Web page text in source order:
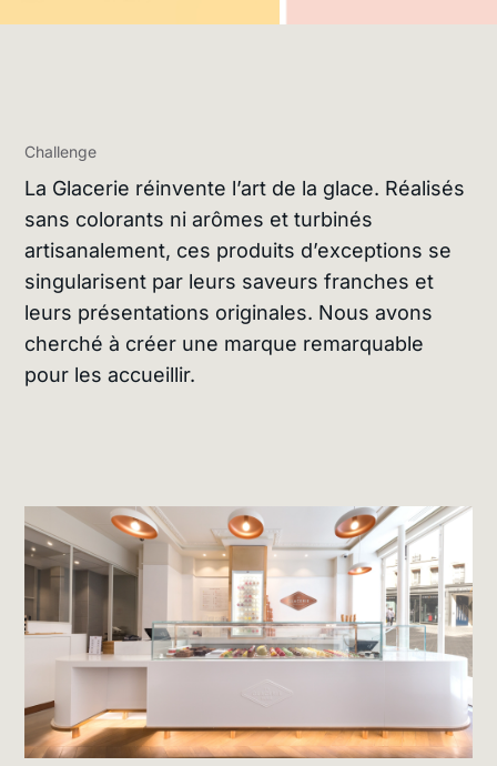
Challenge
La Glacerie réinvente l’art de la glace. Réalisés
sans colorants ni arômes et turbinés
artisanalement, ces produits d’exceptions se
singularisent par leurs saveurs franches et
leurs présentations originales. Nous avons
cherché à créer une marque remarquable
pour les accueillir.